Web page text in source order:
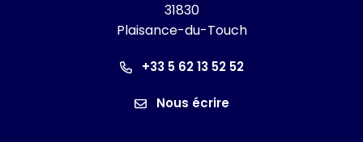
31830
Plaisance-du-Touch
+33 5 62 13 52 52
Nous écrire